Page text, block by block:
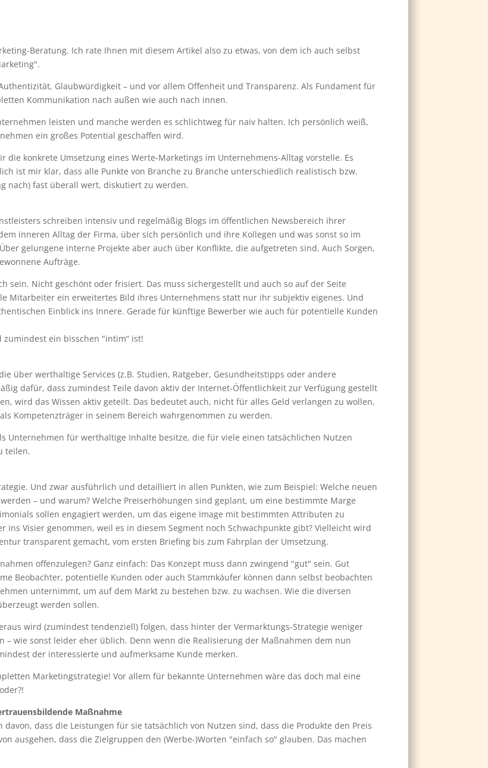
Beratung. Ich rate Ihnen mit diesem Artikel also zu etwas, von dem ich auch selbst
Glaubwürdigkeit – und vor allem Offenheit und Transparenz. Als Fundament für
Kommunikation nach außen wie auch nach innen.
leisten und manche werden es schlichtweg für naiv halten. Ich persönlich weiß,
ein großes Potential geschaffen wird.
die konkrete Umsetzung eines Werte-Marketings im Unternehmens-Alltag vorstelle. Es
ist mir klar, dass alle Punkte von Branche zu Branche unterschiedlich realistisch bzw.
nach) fast überall wert, diskutiert zu werden.
schreiben intensiv und regelmäßig Blogs im öffentlichen Newsbereich ihrer
inneren Alltag der Firma, über sich persönlich und ihre Kollegen und was sonst so im
gelungene interne Projekte aber auch über Konflikte, die aufgetreten sind. Auch Sorgen,
Aufträge.
sein. Nicht geschönt oder frisiert. Das muss sichergestellt und auch so auf der Seite
Mitarbeiter ein erweitertes Bild ihres Unternehmens statt nur ihr subjektiv eigenes. Und
Einblick ins Innere. Gerade für künftige Bewerber wie auch für potentielle Kunden
ein bisschen "intim“ ist!
über werthaltige Services (z.B. Studien, Ratgeber, Gesundheitstipps oder andere
dafür, dass zumindest Teile davon aktiv der Internet-Öffentlichkeit zur Verfügung gestellt
wird das Wissen aktiv geteilt. Das bedeutet auch, nicht für alles Geld verlangen zu wollen,
Kompetenzträger in seinem Bereich wahrgenommen zu werden.
Unternehmen für werthaltige Inhalte besitze, die für viele einen tatsächlichen Nutzen
teilen.
Und zwar ausführlich und detailliert in allen Punkten, wie zum Beispiel: Welche neuen
– und warum? Welche Preiserhöhungen sind geplant, um eine bestimmte Marge
sollen engagiert werden, um das eigene Image mit bestimmten Attributen zu
ins Visier genommen, weil es in diesem Segment noch Schwachpunkte gibt? Vielleicht wird
transparent gemacht, vom ersten Briefing bis zum Fahrplan der Umsetzung.
offenzulegen? Ganz einfach: Das Konzept muss dann zwingend "gut" sein. Gut
Beobachter, potentielle Kunden oder auch Stammkäufer können dann selbst beobachten
unternimmt, um auf dem Markt zu bestehen bzw. zu wachsen. Wie die diversen
werden sollen.
wird (zumindest tendenziell) folgen, dass hinter der Vermarktungs-Strategie weniger
– wie sonst leider eher üblich. Denn wenn die Realisierung der Maßnahmen dem nun
der interessierte und aufmerksame Kunde merken.
Marketingstrategie! Vor allem für bekannte Unternehmen wäre das doch mal eine
Maßnahme
dass die Leistungen für sie tatsächlich von Nutzen sind, dass die Produkte den Preis
ausgehen, dass die Zielgruppen den (Werbe-)Worten "einfach so" glauben. Das machen